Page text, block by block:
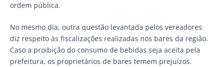
ordem pública.
No mesmo dia, outra questão levantada pelos vereadores
diz respeito às fiscalizações realizadas nos bares da região.
Caso a proibição do consumo de bebidas seja aceita pela
prefeitura, os proprietários de bares temem prejuízos.